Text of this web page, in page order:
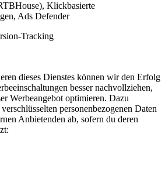
Klickbasierte
Ads Defender
Tracking
dieses Dienstes können wir den Erfolg
besser nachvollziehen,
Werbeangebot optimieren. Dazu
personenbezogenen Daten
Anbietenden ab, sofern du deren